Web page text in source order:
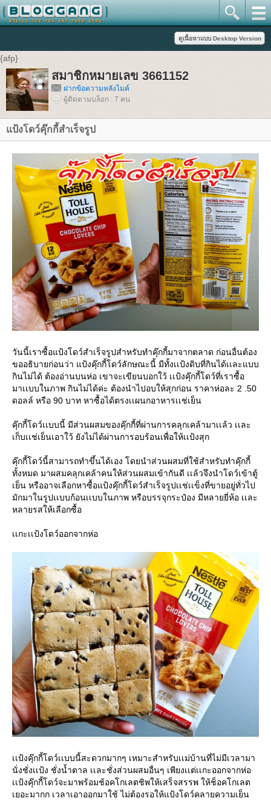
{afp}
สมาชิกหมายเลข 3661152
ฝากข้อความหลังไมค์
ผู้ติดตามบล็อก : 7 คน
แป้งโดว์คุ๊กกี้สำเร็จรูป
วันนี้เราซื้อแป้งโดว์สำเร็จรูปสำหรับทำคุ๊กกี้มาจากตลาด ก่อนอื่นต้อง
ขออธิบายก่อนว่า แป้งคุ๊กกี้โดว์ลักษณะนี้ มีทั้งเเป้งดิบที่กินได้เเละแบบ
กินไม่ได้ ต้องอ่านบนห่อ เขาจะเขียนบอกใว้ เเป้งคุ๊กกี้โดว์ที่เราซื้อ
มาเเบบในภาพ กินไม่ได้ค่ะ ต้องนำไปอบให้สุกก่อน ราคาห่อละ 2 .50
ดอลล์ หรือ 90 บาท หาซื้อได้ตรงเเผนกอาหารเเช่เย็น
คุ๊กกี้โดว์เเบบนี้ มีส่วนผสมของคุ๊กกี้ที่ผ่านการคลุกเคล้ามาเเล้ว เเละ
เก็บเเช่เย็นเอาใว้ ยังไม่ได้ผ่านการอบร้อนเพื่อให้เเป้งสุก
คุ๊กกี้โดว์นี้สามารถทำขึ้นได้เอง โดยนำส่วนผสมที่ใช้สำหรับทำคุ๊กกี้
ทั้งหมด มาผสมคลุกเคล้าคนให้ส่วนผสมเข้ากันดี เเล้วจึงนำโดว์เข้าตู้
เย็น หรืออาจเลือกหาซื้อแป้งคุ๊กกี้โดว์สำเร็จรูปเเช่เเข็งที่ขายอยู่ทั่วไป
มักมาในรูปเเบบก้อนเเบบในภาพ หรือบรรจุกระป๋อง มีหลายยี่ห้อ เเละ
หลายรสให้เลือกซื้อ
เเกะเเป้งโดว์ออกจากห่อ
เเป้งคุ๊กกี้โดว์เเบบนี้สะดวกมากๆ เหมาะสำหรับเเม่บ้านที่ไม่มีเวลามา
นั่งชั่งเเป้ง ชั่งน้ำตาล เเละชั่งส่วนผสมอื่นๆ เพียงเเต่เเกะออกจากห่อ
เเป้งคุ๊กกี้โดว์จะมาพร้อมช้อคโกเลตชิพให้เสร็จสรรพ ให้ช็อคโกเลต
เยอะมากก เวลาเอาออกมาใช้ ไม่ต้องรอให้แป้งโดว์คลายความเย็น